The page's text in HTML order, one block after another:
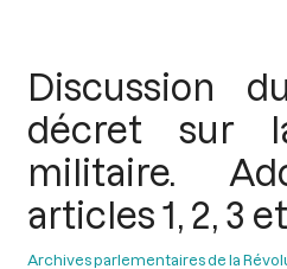
Discussion
décret sur
militaire.
articles 1, 2, 3
Archives parlementaires de la